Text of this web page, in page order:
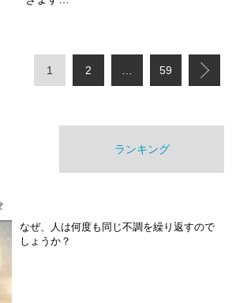
1 2 59
ランキング
なぜ、人は何度も同じ不調を繰り返すので
しょうか？